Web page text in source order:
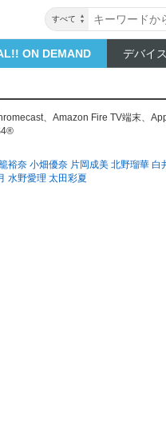
すべて
ON DEMAND デバイス
、 Amazon Fire TV端末、
裕奈 小畑優奈 片岡成美 北野瑠華 白
水野愛理 太田彩夏